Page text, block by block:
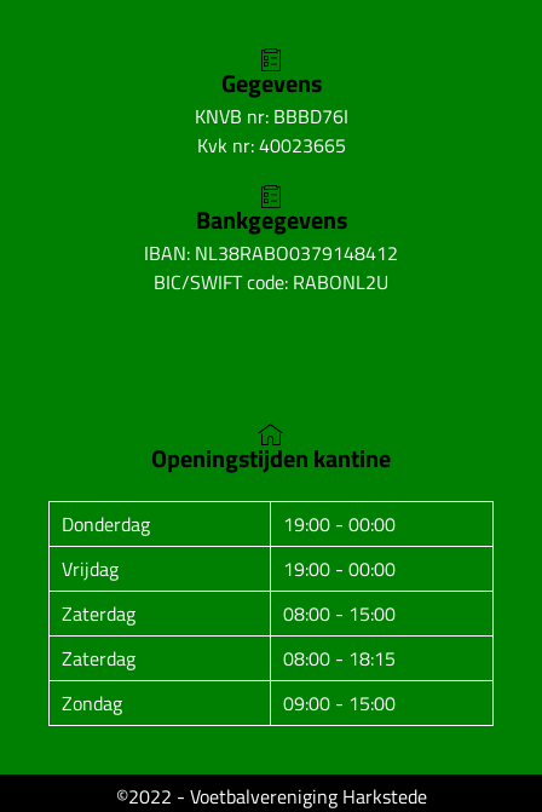
Gegevens
KNVB nr: BBBD76I
Kvk nr: 40023665
Bankgegevens
IBAN: NL38RABO0379148412
BIC/SWIFT code: RABONL2U
Openingstijden kantine
Donderdag
19:00 - 00:00
Vrijdag
19:00 - 00:00
Zaterdag
08:00 - 15:00
Zaterdag
08:00 - 18:15
Zondag
09:00 - 15:00
©2022 - Voetbalvereniging Harkstede